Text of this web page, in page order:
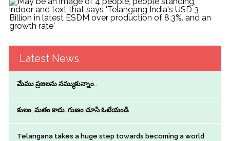
Latest News
మేము ప్రజలను నమ్ముకున్నాం..
కులం, మతం కాదు..గుణం చూసి ఓటేయండి
Telangana takes a huge step towards becoming a world